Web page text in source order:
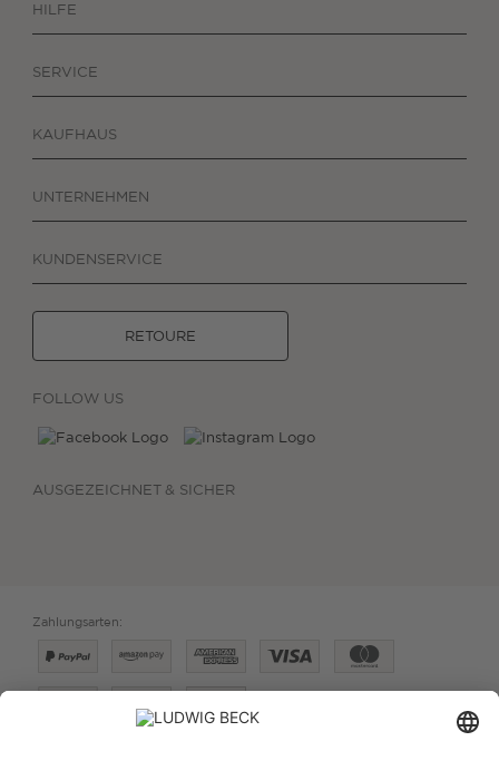
HILFE
SERVICE
KAUFHAUS
UNTERNEHMEN
KUNDENSERVICE
RETOURE
FOLLOW US
AUSGEZEICHNET & SICHER
Zahlungsarten: